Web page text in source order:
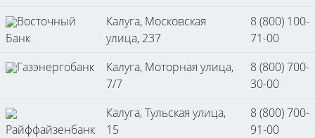
Восточный
Банк
Калуга, Московская
улица, 237
8 (800) 100-
71-00
Газэнергобанк
Калуга, Моторная улица,
7/7
8 (800) 700-
30-00
Райффайзенбанк
Калуга, Тульская улица,
15
8 (800) 700-
91-00